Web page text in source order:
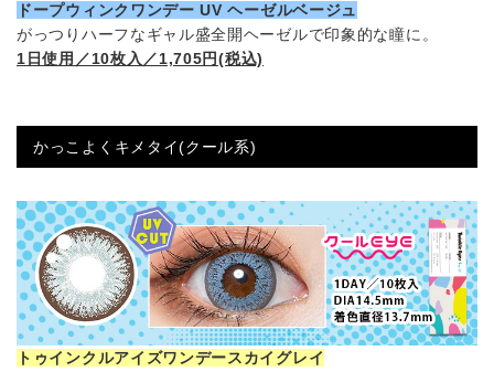
ドープウィンクワンデー UV ヘーゼルベージュ
がっつりハーフなギャル盛全開ヘーゼルで印象的な瞳に。
1日使用／10枚入／1,705円(税込)
かっこよくキメタイ(クール系)
トゥインクルアイズワンデースカイグレイ